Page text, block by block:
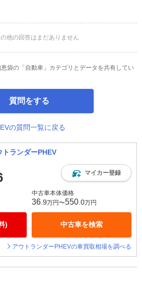
他の回答はまだありません
恵袋の「自動車」カテゴリとデータを共有してい
質問をする
の質問一覧に戻る
トランダーPHEV
マイカー登録
)
中古車本体価格
36 .9万円〜550 .0万円
中古車を検索
アウトランダーPHEVの車買取相場を調べる